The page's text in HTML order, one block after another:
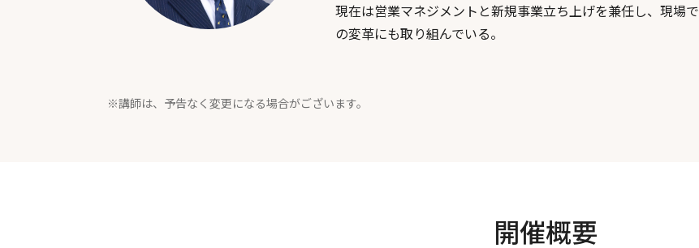
現在は営業マネジメントと新規事業立ち上げを兼任し、現場
の変革にも取り組んでいる。
※講師は、予告なく変更になる場合がございます。
開催概要